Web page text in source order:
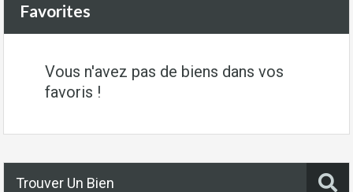
Favorites
Vous n'avez pas de biens dans vos
favoris !
Trouver Un Bien